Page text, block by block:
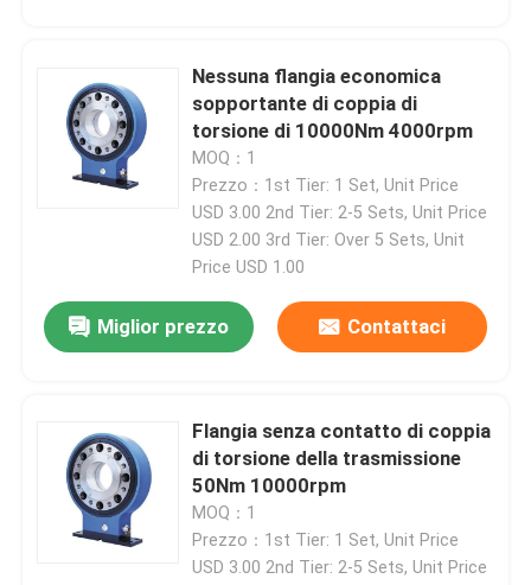
Nessuna flangia economica
sopportante di coppia di
torsione di 10000Nm 4000rpm
MOQ：1
Prezzo：1st Tier: 1 Set, Unit Price
USD 3.00 2nd Tier: 2-5 Sets, Unit Price
USD 2.00 3rd Tier: Over 5 Sets, Unit
Price USD 1.00
Miglior prezzo Contattaci
Flangia senza contatto di coppia
di torsione della trasmissione
50Nm 10000rpm
MOQ：1
Prezzo：1st Tier: 1 Set, Unit Price
USD 3.00 2nd Tier: 2-5 Sets, Unit Price